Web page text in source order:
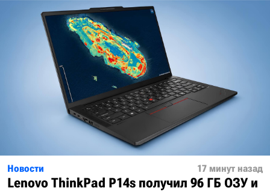
Новости 17 минут назад
Lenovo ThinkPad P14s получил 96 ГБ ОЗУ и